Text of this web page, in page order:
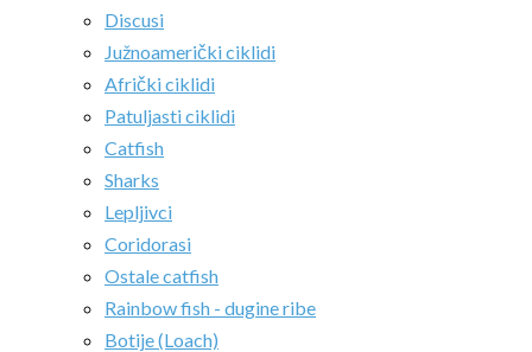
Discusi
Južnoamerički ciklidi
Afrički ciklidi
Patuljasti ciklidi
Catfish
Sharks
Lepljivci
Coridorasi
Ostale catfish
Rainbow fish - dugine ribe
Botije (Loach)